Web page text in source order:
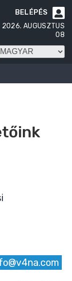

BELÉPÉS
2026. AUGUSZTUS
08